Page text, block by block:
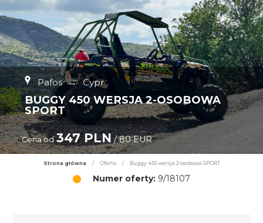
Pafos → Cypr
BUGGY 450 WERSJA 2-OSOBOWA
SPORT
Cena od 347 PLN/ 80 EUR
Strona główna / Oferta / Buggy 450 wersja 2-osobowa SPORT
Numer oferty: 9/18107